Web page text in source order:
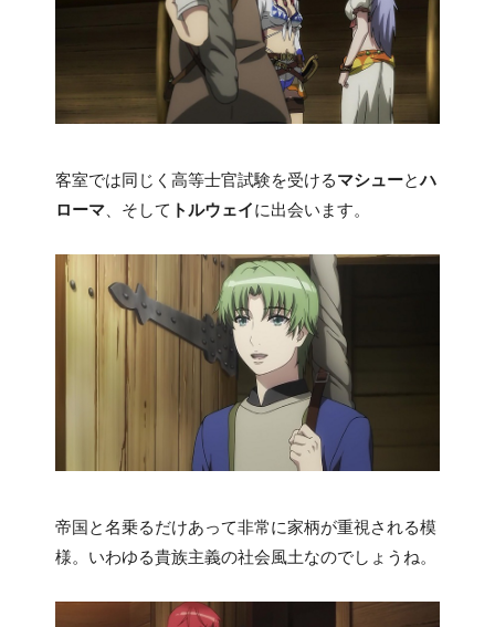
客室では同じく高等士官試験を受けるマシューとハ
ローマ 、そして トルウェイに出会います。
帝国と名乗るだけあって非常に家柄が重視される模
様。いわゆる貴族主義の社会風土なのでしょうね。